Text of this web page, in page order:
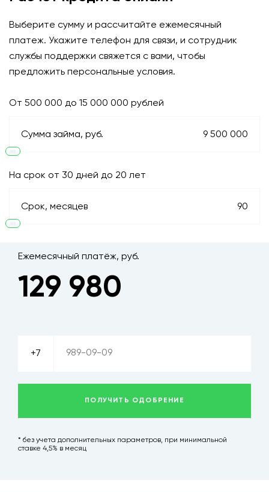
ЗАКАЗАТЬ ЗВОНОК
Политика конфиденциальности
Ежемесячно платим процент по займу и гарантируем возврат
close
ЗАКРЫТЬ
Выберите сумму и рассчитайте ежемесячный
платеж. Укажите телефон для связи, и сотрудник
службы поддержки свяжется с вами, чтобы
предложить персональные условия.
От 500 000 до 15 000 000 рублей
Сумма займа, руб. 9 500 000
На срок от 30 дней до 20 лет
Срок, месяцев 90
Ежемесячный платёж, руб.
129 980
+7
ПОЛУЧИТЬ ОДОБРЕНИЕ
* без учета дополнительных параметров, при минимальной
ставке 4,5% в месяц